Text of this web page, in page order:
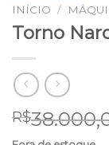
INÍCIO /
Torno
R$